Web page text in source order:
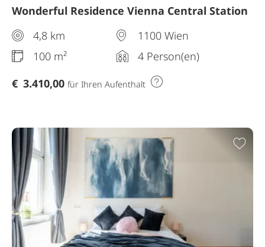
Wonderful Residence Vienna Central Station
4,8 km
1100 Wien
100 m²
4 Person(en)
€ 3.410,00 für Ihren Aufenthalt